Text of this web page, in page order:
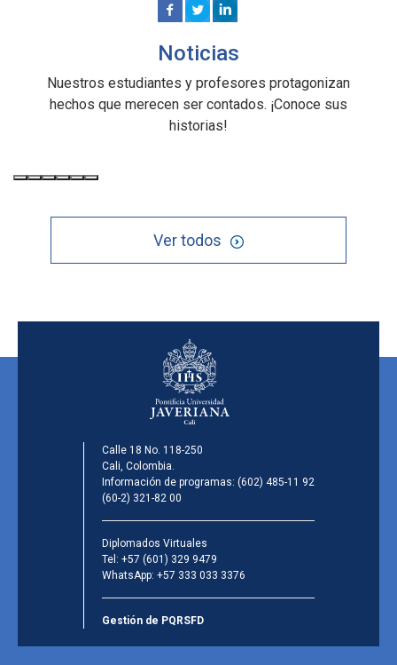
Noticias
Nuestros estudiantes y profesores protagonizan
hechos que merecen ser contados. ¡Conoce sus
historias!
Ver todos
Calle 18 No. 118-250
Cali, Colombia.
Información de programas: (602) 485-11 92
(60-2) 321-82 00
Diplomados Virtuales
Tel: +57 (601) 329 9479
WhatsApp: +57 333 033 3376
Gestión de PQRSFD